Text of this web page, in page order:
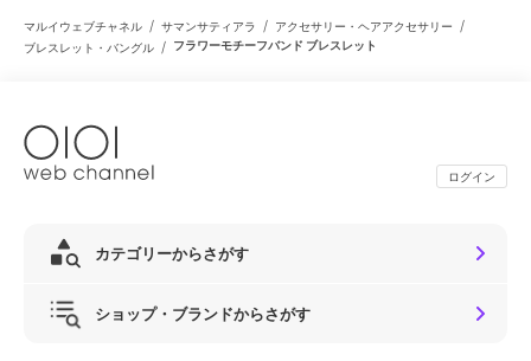
マルイウェブチャネル / サマンサティアラ / アクセサリー・ヘアアクセサリー /
ブレスレット・バングル / フラワーモチーフバンド ブレスレット
ログイン
カテゴリーからさがす
ショップ・ブランドからさがす